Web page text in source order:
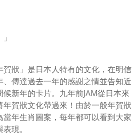
賀狀」是日本人特有的文化，在明信
、傳達過去一年的感謝之情並告知近
新年的卡片。九年前JAM從日本來
賀狀文化帶過來！由於一般年賀狀
當年生肖圖案，每年都可以看到大家
現。